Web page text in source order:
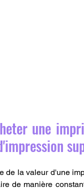
une
de la valeur d'une
de manière